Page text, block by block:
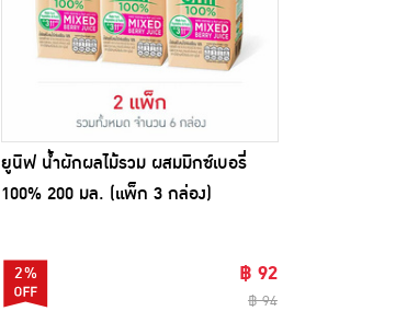
ขออภัยสินค้าหมด
ยูนิฟ น้ำผักผลไม้รวม ผสมมิกซ์เบอรี่
100% 200 มล. (แพ็ก 3 กล่อง)
2% ฿ 92
฿ 94